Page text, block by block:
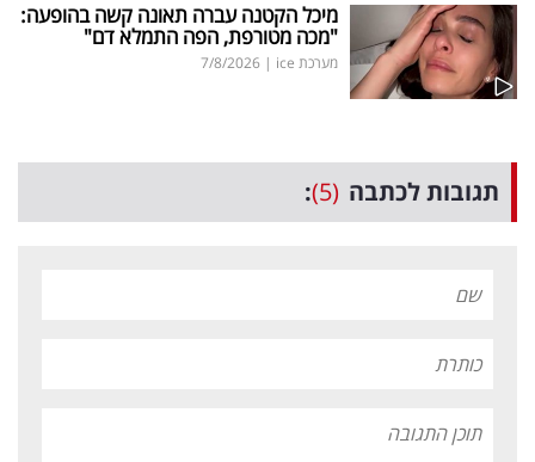
מיכל הקטנה עברה תאונה קשה בהופעה:
"מכה מטורפת, הפה התמלא דם"
מערכת ice |
7/8/2026
תגובות לכתבה (5)
: